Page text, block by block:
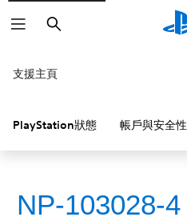
搜
尋
支援主頁
PlayStation狀態 帳戶與安全性
NP-103028-4